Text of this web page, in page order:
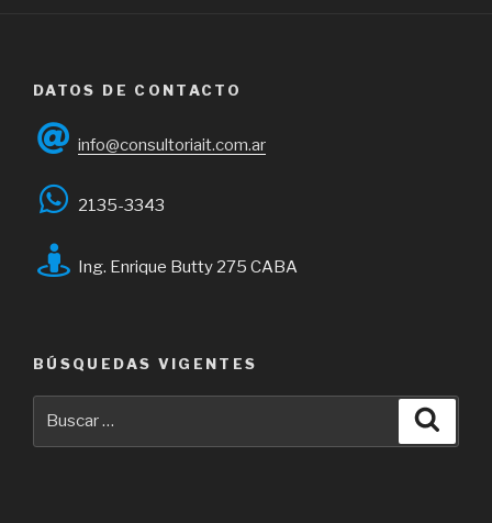
DATOS DE CONTACTO
info@consultoriait.com.ar
2135-3343
Ing. Enrique Butty 275 CABA
BÚSQUEDAS VIGENTES